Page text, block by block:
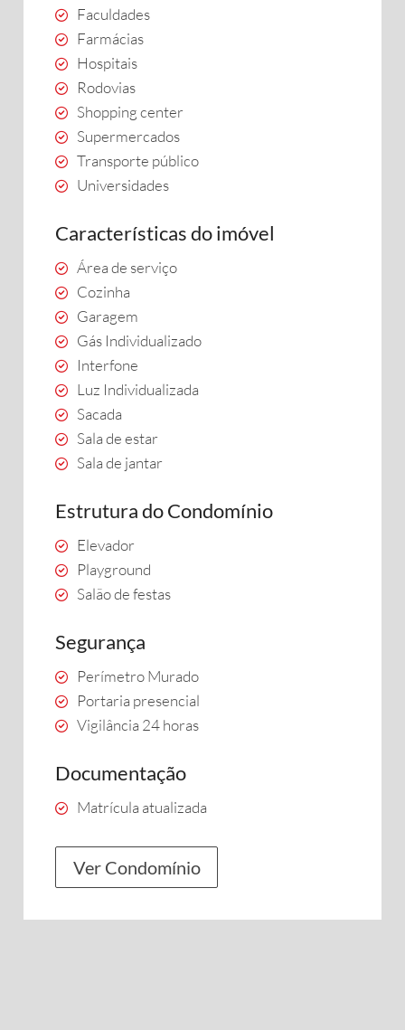
Faculdades
Farmácias
Hospitais
Rodovias
Shopping center
Supermercados
Transporte público
Universidades
Características do imóvel
Área de serviço
Cozinha
Garagem
Gás Individualizado
Interfone
Luz Individualizada
Sacada
Sala de estar
Sala de jantar
Estrutura do Condomínio
Elevador
Playground
Salão de festas
Segurança
Perímetro Murado
Portaria presencial
Vigilância 24 horas
Documentação
Matrícula atualizada
Ver Condomínio